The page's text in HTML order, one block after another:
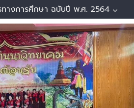
ทางการศึกษา ฉบับปี พ.ศ. 2564